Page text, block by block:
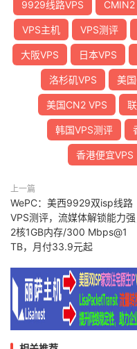
9929线路VPS CMIN2
VPS主机 VPS测评
大阪VPS 日本VPS
洛杉矶VPS 美
美国CN2 VPS
韩国VPS测评
香港便宜VPS
上一篇
WePC：美西9929双isp线路
VPS测评，流媒体解锁能力强
2核1GB内存/300 Mbps@1
TB，月付33.9元起